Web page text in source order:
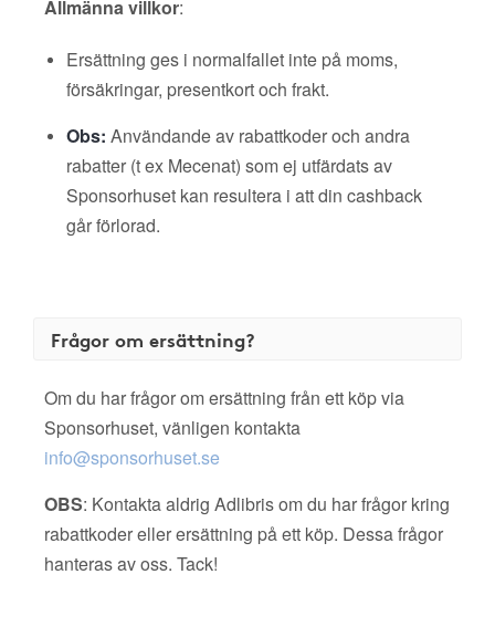
Allmänna villkor:
Ersättning ges i normalfallet inte på moms,
försäkringar, presentkort och frakt.
Obs: Användande av rabattkoder och andra
rabatter (t ex Mecenat) som ej utfärdats av
Sponsorhuset kan resultera i att din cashback
går förlorad.
Frågor om ersättning?
Om du har frågor om ersättning från ett köp via
Sponsorhuset, vänligen kontakta
info@sponsorhuset.se
OBS: Kontakta aldrig Adlibris om du har frågor kring
rabattkoder eller ersättning på ett köp. Dessa frågor
hanteras av oss. Tack!